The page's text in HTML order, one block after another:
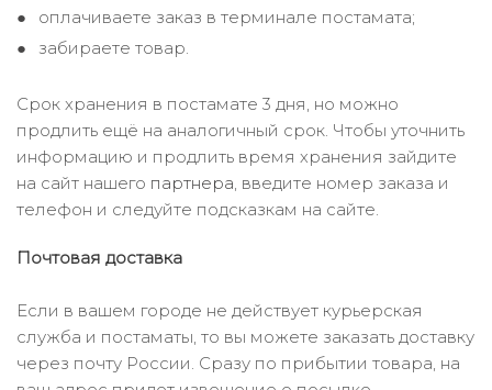
оплачиваете заказ в терминале постамата;
забираете товар.
Срок хранения в постамате 3 дня, но можно
продлить ещё на аналогичный срок. Чтобы уточнить
информацию и продлить время хранения зайдите
на сайт нашего партнера, введите номер заказа и
телефон и следуйте подсказкам на сайте.
Почтовая доставка
Если в вашем городе не действует курьерская
служба и постаматы, то вы можете заказать доставку
через почту России. Сразу по прибытии товара, на